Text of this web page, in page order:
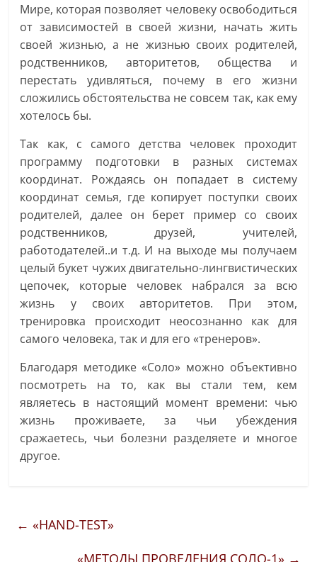
Мире, которая позволяет человеку освободиться
от зависимостей в своей жизни, начать жить
своей жизнью, а не жизнью своих родителей,
родственников, авторитетов, общества и
перестать удивляться, почему в его жизни
сложились обстоятельства не совсем так, как ему
хотелось бы.
Так как, с самого детства человек проходит
программу подготовки в разных системах
координат. Рождаясь он попадает в систему
координат семья, где копирует поступки своих
родителей, далее он берет пример со своих
родственников, друзей, учителей,
работодателей..и т.д. И на выходе мы получаем
целый букет чужих двигательно-лингвистических
цепочек, которые человек набрался за всю
жизнь у своих авторитетов. При этом,
тренировка происходит неосознанно как для
самого человека, так и для его «тренеров».
Благодаря методике «Соло» можно объективно
посмотреть на то, как вы стали тем, кем
являетесь в настоящий момент времени: чью
жизнь проживаете, за чьи убеждения
сражаетесь, чьи болезни разделяете и многое
другое.
← «HAND-TEST»
«МЕТОДЫ ПРОВЕДЕНИЯ СОЛО-1» →